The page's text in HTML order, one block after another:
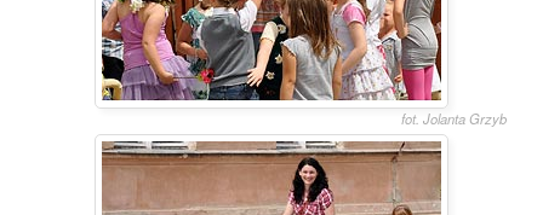
fot. Jolanta Grzyb